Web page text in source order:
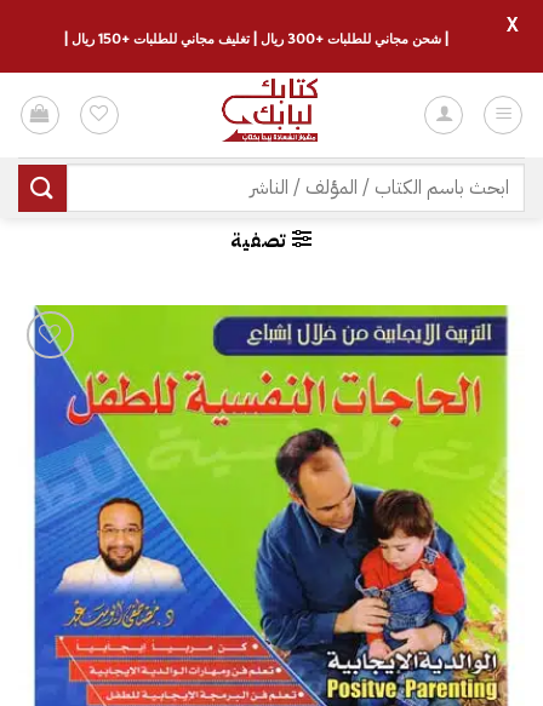
للمحتوى
البحث
عن:
تصفية
قائمة
الرغبات
| شحن مجاني للطلبات +300 ريال | تغليف مجاني للطلبات +150 ريال |
X